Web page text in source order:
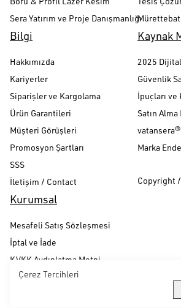
Çerez Tercihleri
Sera Yatırım ve Proje Danışmanlığı
Bilgi
Hakkımızda
Kariyerler
Siparişler ve Kargolama
Ürün Garantileri
Müşteri Görüşleri
Promosyon Şartları
SSS
İletişim / Contact
Kaynak
2025
Güvenlik
İpuçları ve
Satın
Marka
Copyright
Kurumsal
Mesafeli Satış Sözleşmesi
İptal ve İade
KVKK Aydınlatma Metni
Gizlilik ve Güvenlik Politikası